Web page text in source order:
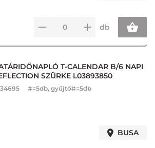
db
T-CALENDAR B/6 NAPI
SZÜRKE L03893850
#=5db, gyűjtő#=5db
BUSA